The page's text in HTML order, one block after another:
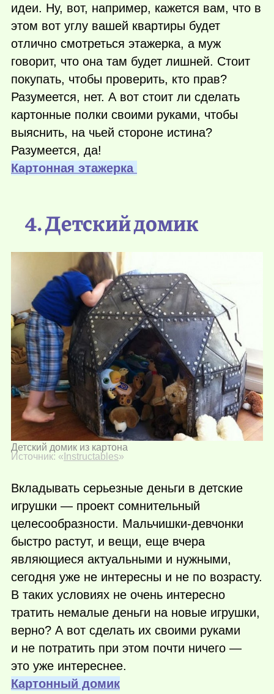
идеи. Ну, вот, например, кажется вам, что в
этом вот углу вашей квартиры будет
отлично смотреться этажерка, а муж
говорит, что она там будет лишней. Стоит
покупать, чтобы проверить, кто прав?
Разумеется, нет. А вот стоит ли сделать
картонные полки своими руками, чтобы
выяснить, на чьей стороне истина?
Разумеется, да!
Картонная этажерка
4. Детский домик
Детский домик из картона
Источник: « Instructables»
Вкладывать серьезные деньги в детские
игрушки — проект сомнительный
целесообразности. Мальчишки-девчонки
быстро растут, и вещи, еще вчера
являющиеся актуальными и нужными,
сегодня уже не интересны и не по возрасту.
В таких условиях не очень интересно
тратить немалые деньги на новые игрушки,
верно? А вот сделать их своими руками
и не потратить при этом почти ничего —
это уже интереснее.
Картонный домик